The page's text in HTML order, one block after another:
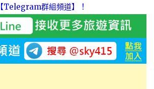
【Telegram群組頻道】 ！